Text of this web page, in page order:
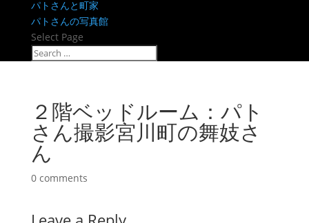
パトさんと町家
パトさんの写真館
Select Page
２階ベッドルーム：パト
さん撮影宮川町の舞妓さ
ん
0 comments